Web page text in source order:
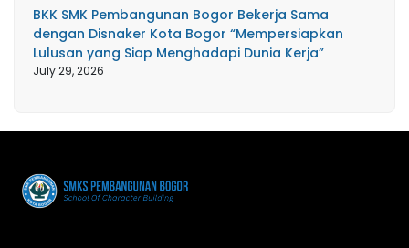
BKK SMK Pembangunan Bogor Bekerja Sama
dengan Disnaker Kota Bogor “Mempersiapkan
Lulusan yang Siap Menghadapi Dunia Kerja”
July 29, 2026